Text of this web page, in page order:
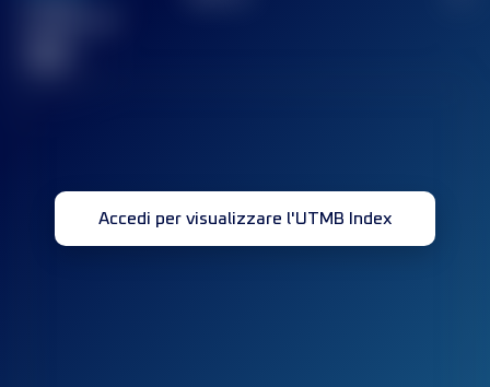
Accedi per visualizzare l'UTMB Index